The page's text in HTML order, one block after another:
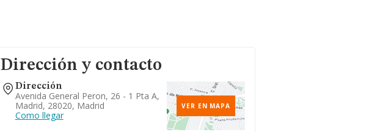
Dirección y contacto
Dirección
Avenida General Peron, 26 - 1 Pta A,
Madrid, 28020, Madrid
Como llegar
VER EN MAPA